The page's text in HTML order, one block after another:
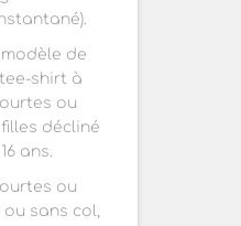
de
shirt à
ou
décliné
ans.
ou
sans col,